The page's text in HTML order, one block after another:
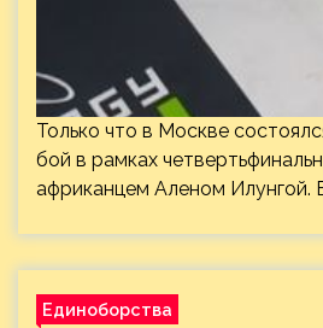
Только что в Москве
бой в рамках
африканцем Аленом Илунгой.
Единоборства